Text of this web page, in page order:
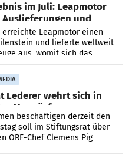
im Juli: Leapmotor
und
die 100.000er-Marke
erreichte Leapmotor einen
und lieferte weltweit
aus, womit sich das
Juli 2025 mehr als
Lederer wehrt sich in
Vorwürfe
beschäftigen derzeit den
soll im Stiftungsrat über
ORF-Chef Clemens Pig